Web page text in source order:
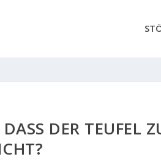
DER TEUFEL ZU